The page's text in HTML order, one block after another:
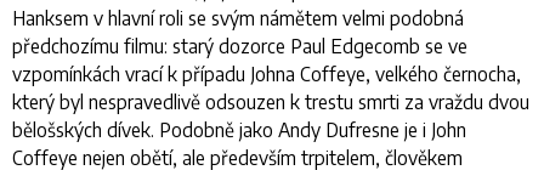
Hanksem v hlavní roli se svým námětem velmi podobná
předchozímu filmu: starý dozorce Paul Edgecomb se ve
vzpomínkách vrací k případu Johna Coffeye, velkého černocha,
který byl nespravedlivě odsouzen k trestu smrti za vraždu dvou
bělošských dívek. Podobně jako Andy Dufresne je i John
Coffeye nejen obětí, ale především trpitelem, člověkem